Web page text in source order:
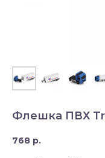
Флешка ПВХ
768 р.